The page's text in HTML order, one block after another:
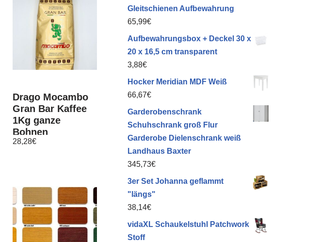
Drago Mocambo
Gran Bar Kaffee
1Kg ganze
Bohnen
28,28€
Gleitschienen Aufbewahrung
65,99€
Aufbewahrungsbox + Deckel 30 x
20 x 16,5 cm transparent
3,88€
Hocker Meridian MDF Weiß
66,67€
Garderobenschrank
Schuhschrank groß Flur
Garderobe Dielenschrank weiß
Landhaus Baxter
345,73€
3er Set Johanna geflammt
"längs"
38,14€
vidaXL Schaukelstuhl Patchwork
Stoff